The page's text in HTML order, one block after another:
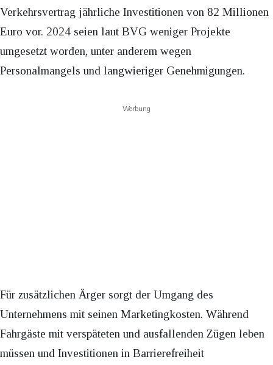
Verkehrsvertrag jährliche Investitionen von 82 Millionen
Euro vor. 2024 seien laut BVG weniger Projekte
umgesetzt worden, unter anderem wegen
Personalmangels und langwieriger Genehmigungen.
Werbung
Für zusätzlichen Ärger sorgt der Umgang des
Unternehmens mit seinen Marketingkosten. Während
Fahrgäste mit verspäteten und ausfallenden Zügen leben
müssen und Investitionen in Barrierefreiheit